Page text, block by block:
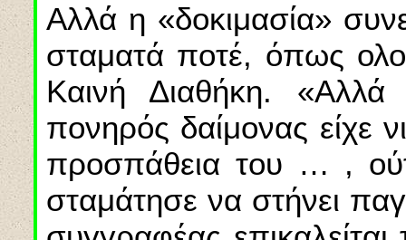
Αλλά η «δοκιμασία»
σταματά ποτέ, όπως
Καινή Διαθήκη.
πονηρός δαίμονας είχε
προσπάθεια του … ,
σταμάτησε να στήνει